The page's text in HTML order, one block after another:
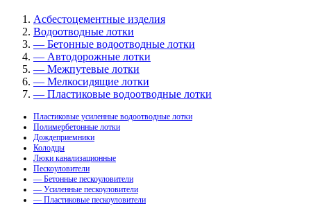
Асбестоцементные изделия
Водоотводные лотки
— Бетонные водоотводные лотки
— Автодорожные лотки
— Межпутевые лотки
— Мелкосидящие лотки
— Пластиковые водоотводные лотки
Пластиковые усиленные водоотводные лотки
Полимербетонные лотки
Дождеприемники
Колодцы
Люки канализационные
Пескоуловители
— Бетонные пескоуловители
— Усиленные пескоуловители
— Пластиковые пескоуловители